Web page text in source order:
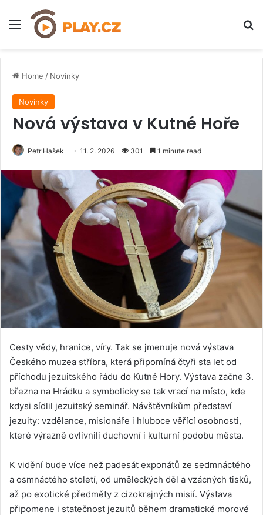
Menu
Home / Novinky
Novinky
Nová výstava v Kutné Hoře
Petr Hašek 11. 2. 2026 301 1 minute read
Cesty vědy, hranice, víry. Tak se jmenuje nová výstava
Českého muzea stříbra, která připomíná čtyři sta let od
příchodu jezuitského řádu do Kutné Hory. Výstava začne 3.
března na Hrádku a symbolicky se tak vrací na místo, kde
kdysi sídlil jezuitský seminář. Návštěvníkům představí
jezuity: vzdělance, misionáře i hluboce věřící osobnosti,
které výrazně ovlivnili duchovní i kulturní podobu města.
K vidění bude více než padesát exponátů ze sedmnáctého
a osmnáctého století, od uměleckých děl a vzácných tisků,
až po exotické předměty z cizokrajných misií. Výstava
připomene i statečnost jezuitů během dramatické morové